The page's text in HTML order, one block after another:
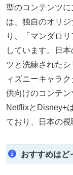
型のコンテンツ
は、独自のオリ
り、「マンダロ
しています。日
ツと洗練された
ィズニーキャラ
供向けのコンテン
NetflixとDisney+
ており、日本の視
おすすめは